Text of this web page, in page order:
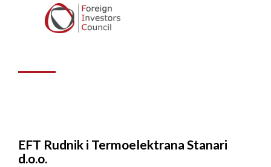
Termoelektrana
Stanari d.o.o.
EFT Rudnik i Termoelektrana Stanari
d.o.o.